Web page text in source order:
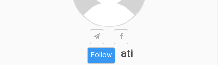
ati
Follow